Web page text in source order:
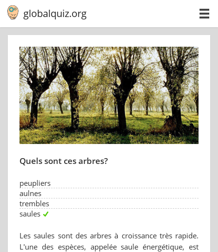
globalquiz.org
Quels sont ces arbres?
peupliers
aulnes
trembles
saules
Les saules sont des arbres à croissance très rapide.
L'une des espèces, appelée saule énergétique, est